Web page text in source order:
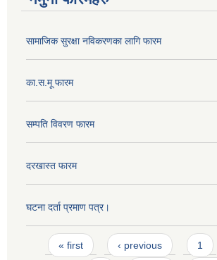
सामाजिक सुरक्षा नविकरणका लागि फारम
का.स.मू फारम
सम्पति विवरण फारम
दरखास्त फारम
घटना दर्ता प्रमाण पत्र।
Pages
« first ‹ previous 1